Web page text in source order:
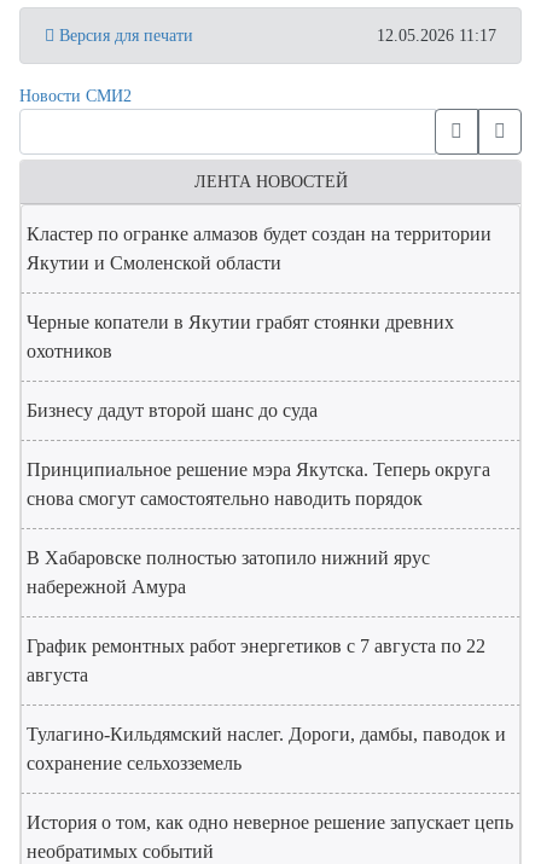
Версия для печати 12.05.2026 11:17
Новости СМИ2
ЛЕНТА НОВОСТЕЙ
Кластер по огранке алмазов будет создан на территории
Якутии и Смоленской области
Черные копатели в Якутии грабят стоянки древних
охотников
Бизнесу дадут второй шанс до суда
Принципиальное решение мэра Якутска. Теперь округа
снова смогут самостоятельно наводить порядок
В Хабаровске полностью затопило нижний ярус
набережной Амура
График ремонтных работ энергетиков с 7 августа по 22
августа
Тулагино-Кильдямский наслег. Дороги, дамбы, паводок и
сохранение сельхозземель
История о том, как одно неверное решение запускает цепь
необратимых событий